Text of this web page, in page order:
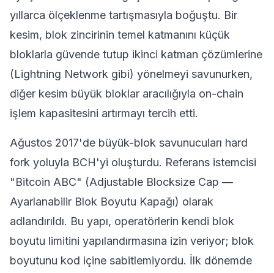
yıllarca ölçeklenme tartışmasıyla boğuştu. Bir
kesim, blok zincirinin temel katmanını küçük
bloklarla güvende tutup ikinci katman çözümlerine
(Lightning Network gibi) yönelmeyi savunurken,
diğer kesim büyük bloklar aracılığıyla on-chain
işlem kapasitesini artırmayı tercih etti.
Ağustos 2017'de büyük-blok savunucuları hard
fork yoluyla BCH'yi oluşturdu. Referans istemcisi
"Bitcoin ABC" (Adjustable Blocksize Cap —
Ayarlanabilir Blok Boyutu Kapağı) olarak
adlandırıldı. Bu yapı, operatörlerin kendi blok
boyutu limitini yapılandırmasına izin veriyor; blok
boyutunu kod içine sabitlemiyordu. İlk dönemde